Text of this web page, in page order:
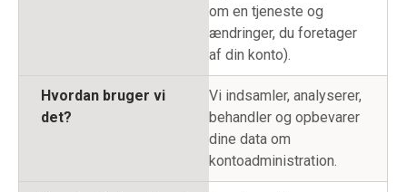
om en tjeneste og
ændringer, du foretager
af din konto).
Hvordan bruger vi
det?
Vi indsamler, analyserer,
behandler og opbevarer
dine data om
kontoadministration.